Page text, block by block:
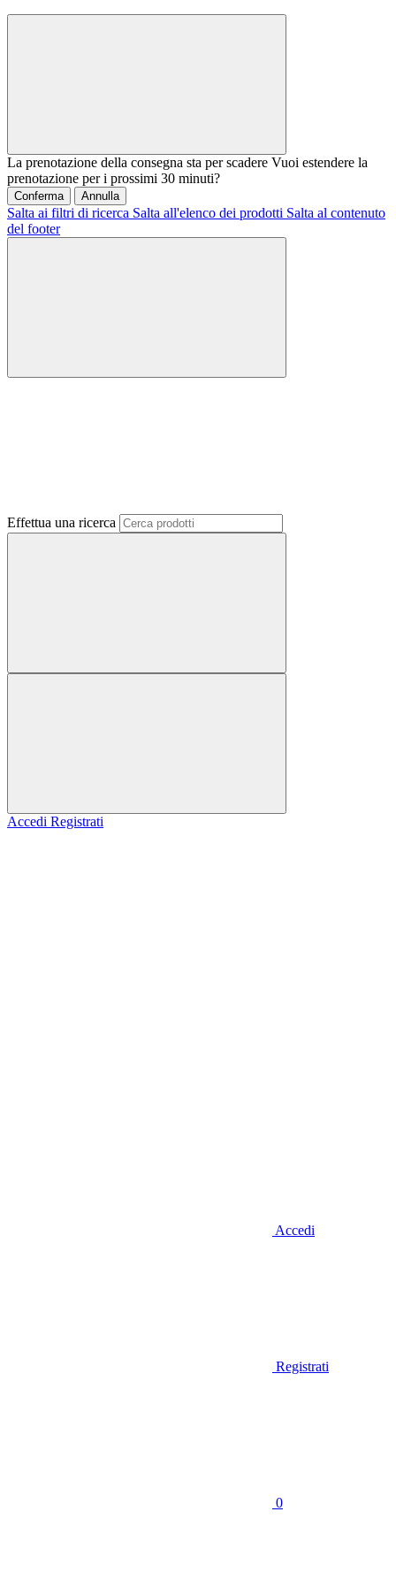
La prenotazione della consegna sta per scadere Vuoi estendere la
prenotazione per i prossimi 30 minuti?
Conferma Annulla
Salta ai filtri di ricerca Salta all'elenco dei prodotti Salta al contenuto
del footer
Effettua una ricerca
Accedi Registrati
Accedi
Registrati
0